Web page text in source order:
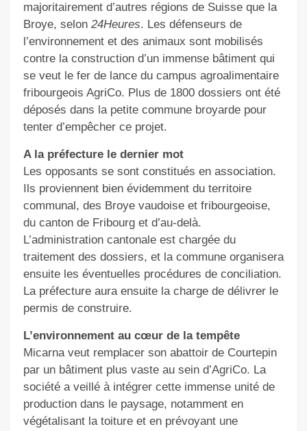
majoritairement d’autres régions de Suisse que la
Broye, selon 24Heures. Les défenseurs de
l’environnement et des animaux sont mobilisés
contre la construction d’un immense bâtiment qui
se veut le fer de lance du campus agroalimentaire
fribourgeois AgriCo. Plus de 1800 dossiers ont été
déposés dans la petite commune broyarde pour
tenter d’empêcher ce projet.
A la préfecture le dernier mot
Les opposants se sont constitués en association.
Ils proviennent bien évidemment du territoire
communal, des Broye vaudoise et fribourgeoise,
du canton de Fribourg et d’au-delà.
L’administration cantonale est chargée du
traitement des dossiers, et la commune organisera
ensuite les éventuelles procédures de conciliation.
La préfecture aura ensuite la charge de délivrer le
permis de construire.
L’environnement au cœur de la tempête
Micarna veut remplacer son abattoir de Courtepin
par un bâtiment plus vaste au sein d’AgriCo. La
société a veillé à intégrer cette immense unité de
production dans le paysage, notamment en
végétalisant la toiture et en prévoyant une